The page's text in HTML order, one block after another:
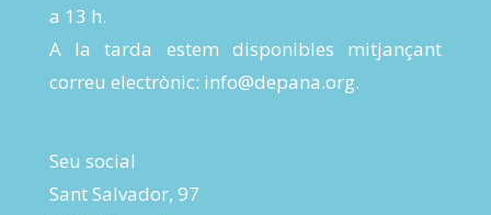
a 13 h.
A la tarda estem disponibles mitjançant
correu electrònic: info@depana.org.
Seu social
Sant Salvador, 97